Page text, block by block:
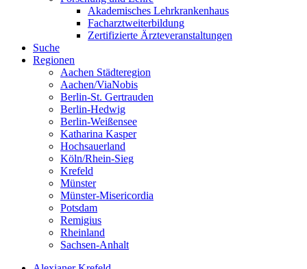
Akademisches Lehrkrankenhaus
Facharztweiterbildung
Zertifizierte Ärzteveranstaltungen
Suche
Regionen
Aachen Städteregion
Aachen/ViaNobis
Berlin-St. Gertrauden
Berlin-Hedwig
Berlin-Weißensee
Katharina Kasper
Hochsauerland
Köln/Rhein-Sieg
Krefeld
Münster
Münster-Misericordia
Potsdam
Remigius
Rheinland
Sachsen-Anhalt